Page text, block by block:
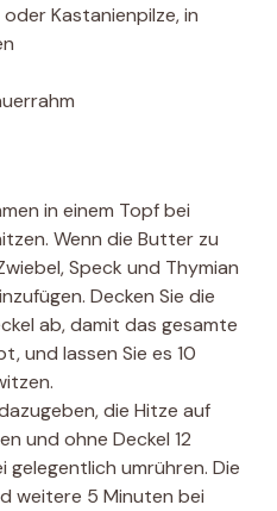
Kastanienpilze, in
in einem Topf bei
Wenn die Butter zu
Speck und Thymian
Decken Sie die
ab, damit das gesamte
und lassen Sie es 10
die Hitze auf
und ohne Deckel 12
gelegentlich umrühren. Die
weitere 5 Minuten bei